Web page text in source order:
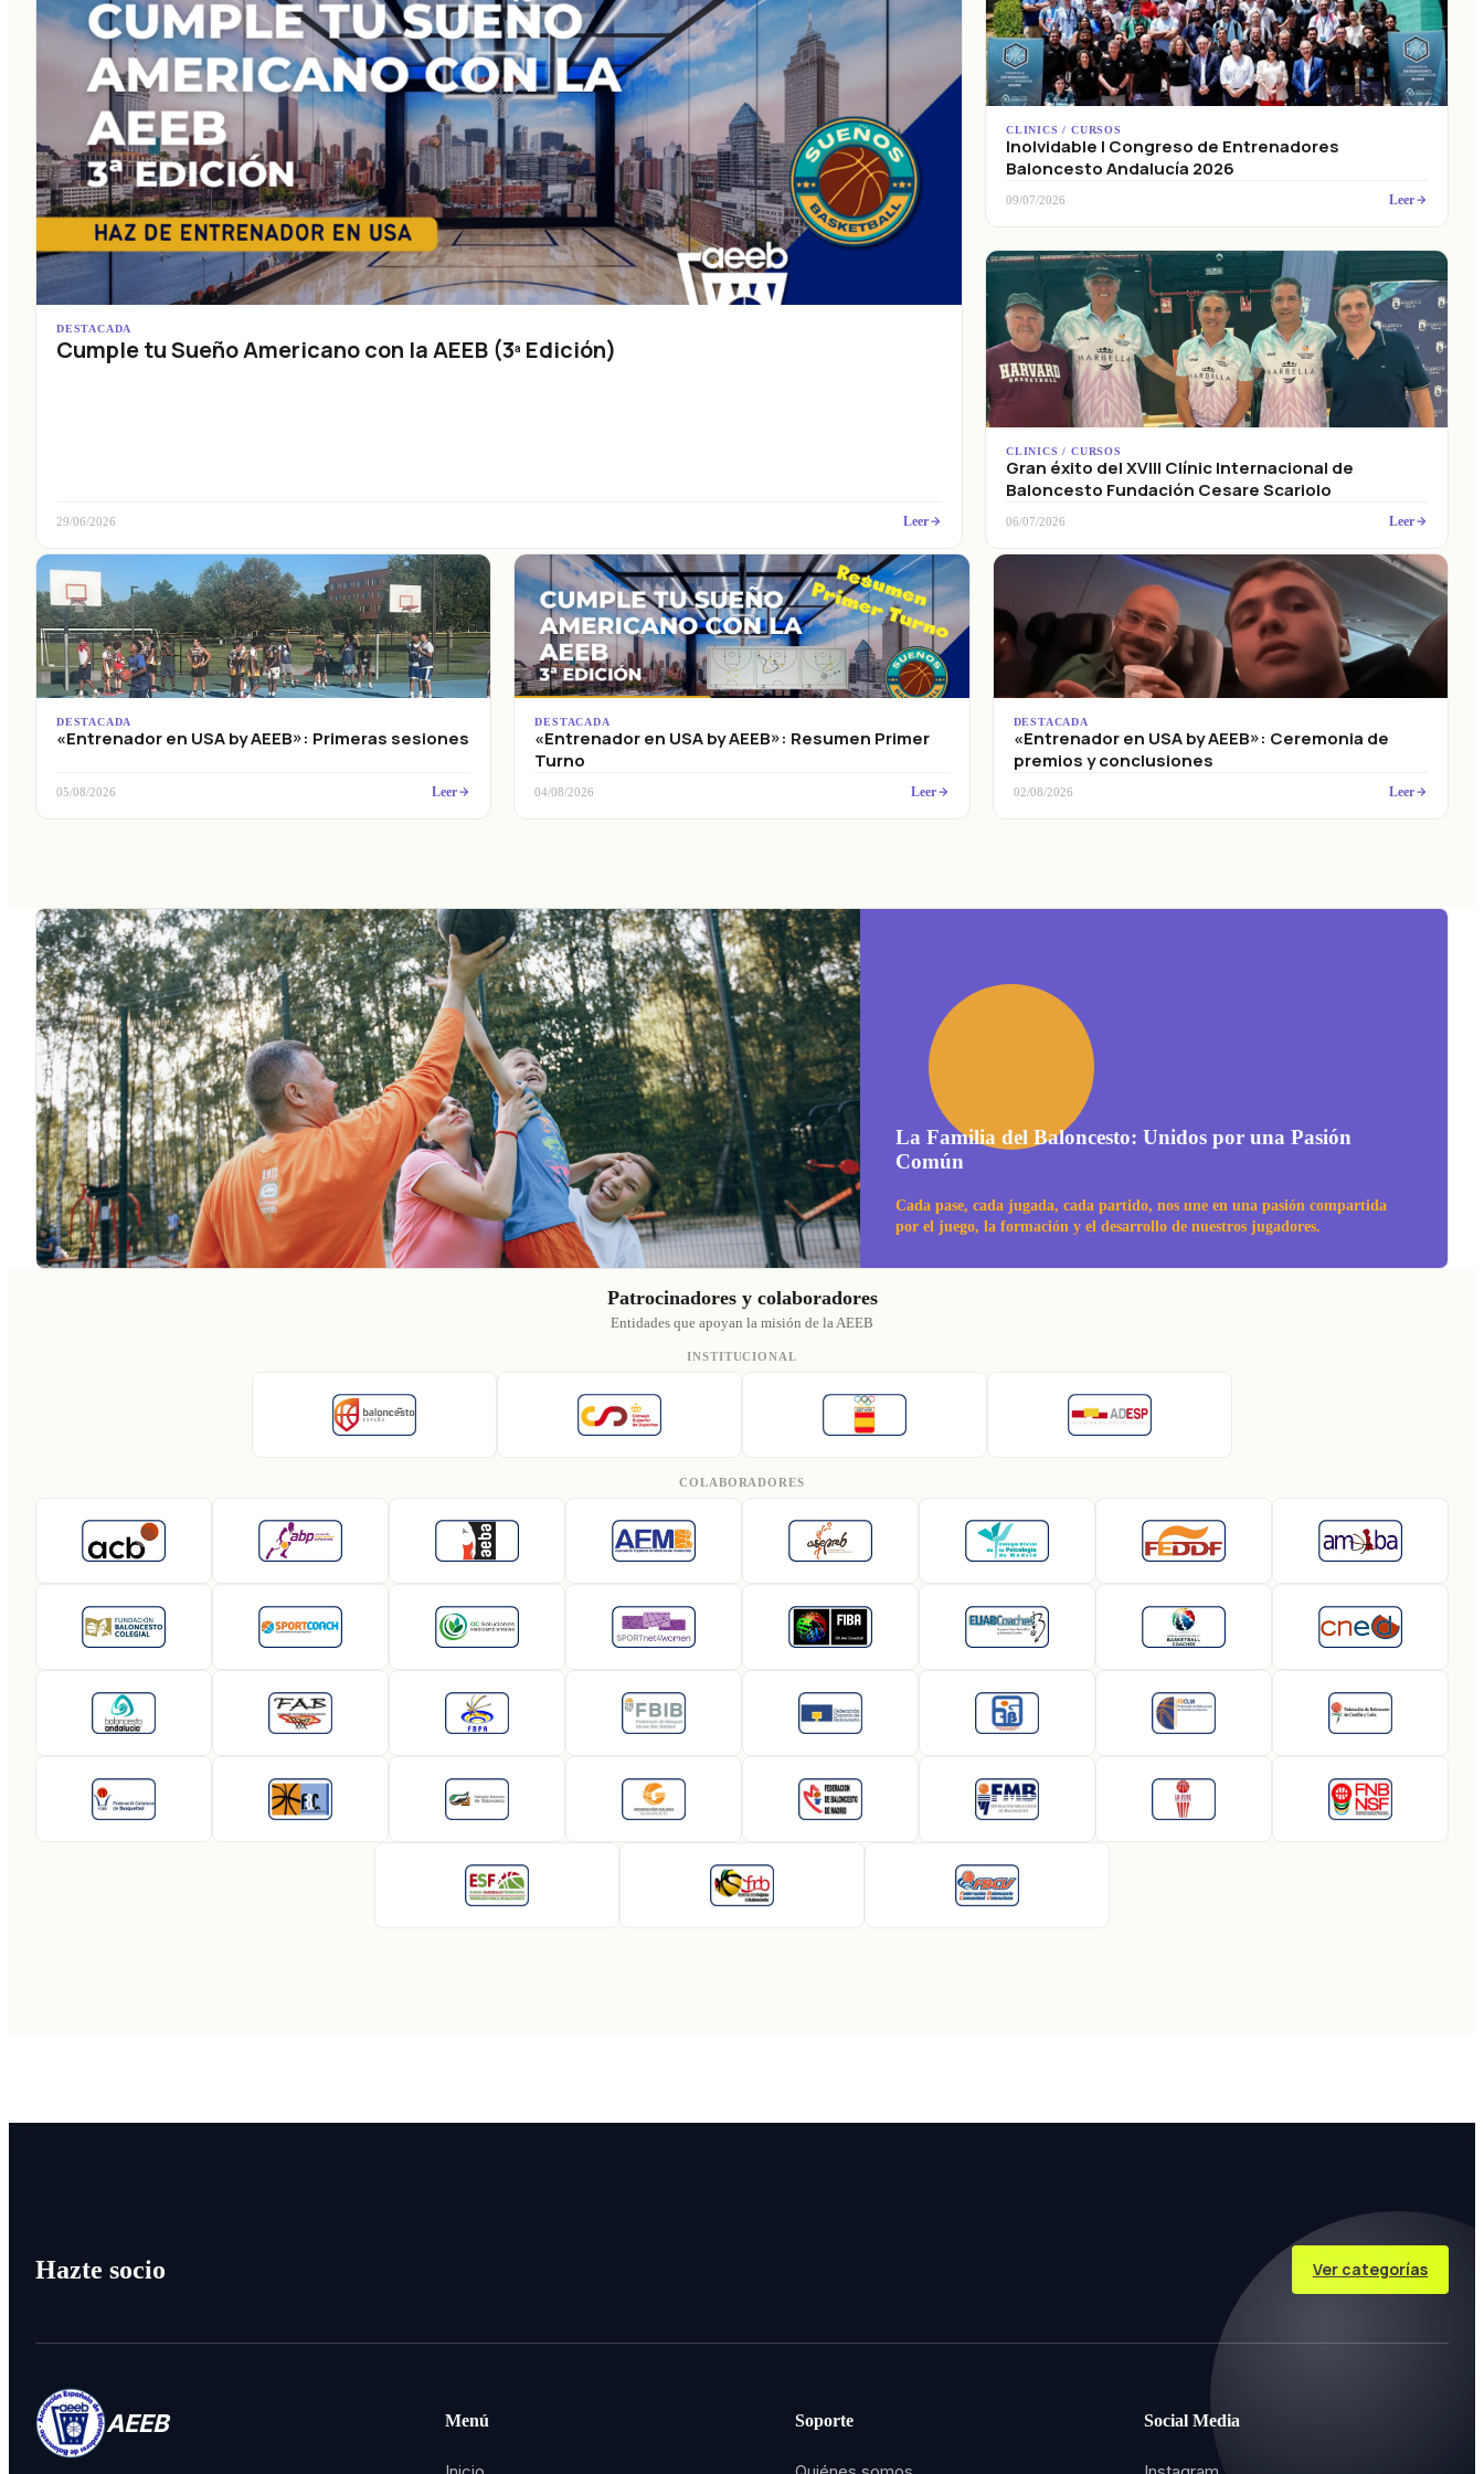
DESTACADA
Cumple tu Sueño Americano con la AEEB (3ª Edición)
29/06/2026 Leer
CLINICS / CURSOS
Inolvidable I Congreso de Entrenadores
Baloncesto Andalucía 2026
09/07/2026 Leer
CLINICS / CURSOS
Gran éxito del XVIII Clínic Internacional de
Baloncesto Fundación Cesare Scariolo
06/07/2026 Leer
DESTACADA
«Entrenador en USA by AEEB»: Primeras sesiones
05/08/2026 Leer
DESTACADA
«Entrenador en USA by AEEB»: Resumen Primer
Turno
04/08/2026 Leer
DESTACADA
«Entrenador en USA by AEEB»: Ceremonia de
premios y conclusiones
02/08/2026 Leer
La Familia del Baloncesto: Unidos por una Pasión
Común
Cada pase, cada jugada, cada partido, nos une en una pasión compartida
por el juego, la formación y el desarrollo de nuestros jugadores.
Patrocinadores y colaboradores
Entidades que apoyan la misión de la AEEB
INSTITUCIONAL
COLABORADORES
Hazte socio Ver categorías
AEEB Menú Soporte Social Media